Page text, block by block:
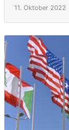
11. Oktober 2022